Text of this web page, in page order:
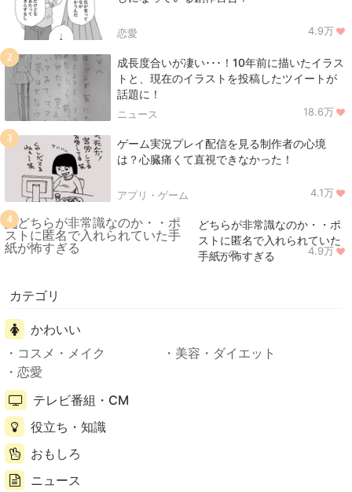
恋愛 4.9万
成長度合いが凄い･･･！10年前に描いたイラス
トと、現在のイラストを投稿したツイートが
話題に！
ニュース 18.6万
2
ゲーム実況プレイ配信を見る制作者の心境
は？心臓痛くて直視できなかった！
アプリ・ゲーム 4.1万
3
どちらが非常識なのか・・ポ
ストに匿名で入れられていた
手紙が怖すぎる
ニュース 4.9万
4
カテゴリ
かわいい
コスメ・メイク
美容・ダイエット
恋愛
テレビ番組・CM
役立ち・知識
おもしろ
ニュース